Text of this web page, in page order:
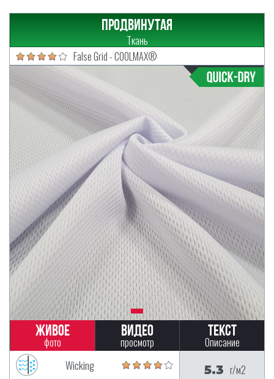
Продвинутая
Ткань
False Grid - COOLMAX®
Живое
фото
Видео
просмотр
Текст
Описание
Wicking 5.3 г/м2